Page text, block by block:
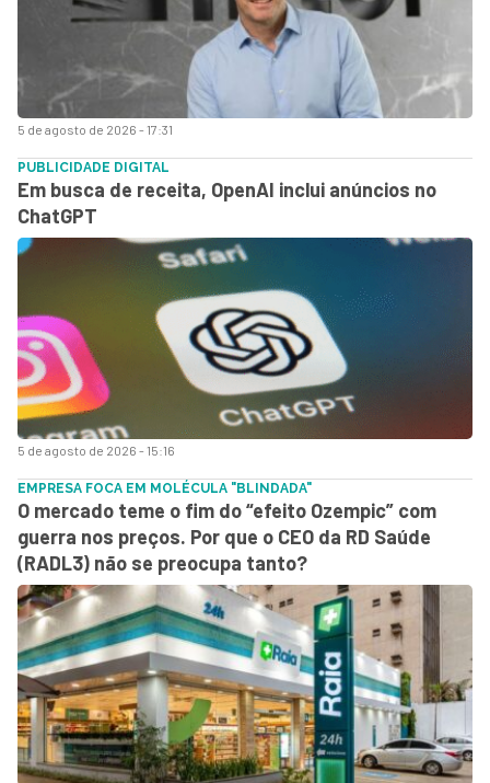
5 de agosto de 2026 - 17:31
5 de agosto de 2026 - 15:16
PUBLICIDADE DIGITAL
Em busca de receita, OpenAI inclui anúncios no
ChatGPT
EMPRESA FOCA EM MOLÉCULA "BLINDADA"
O mercado teme o fim do “efeito Ozempic” com
guerra nos preços. Por que o CEO da RD Saúde
(RADL3) não se preocupa tanto?